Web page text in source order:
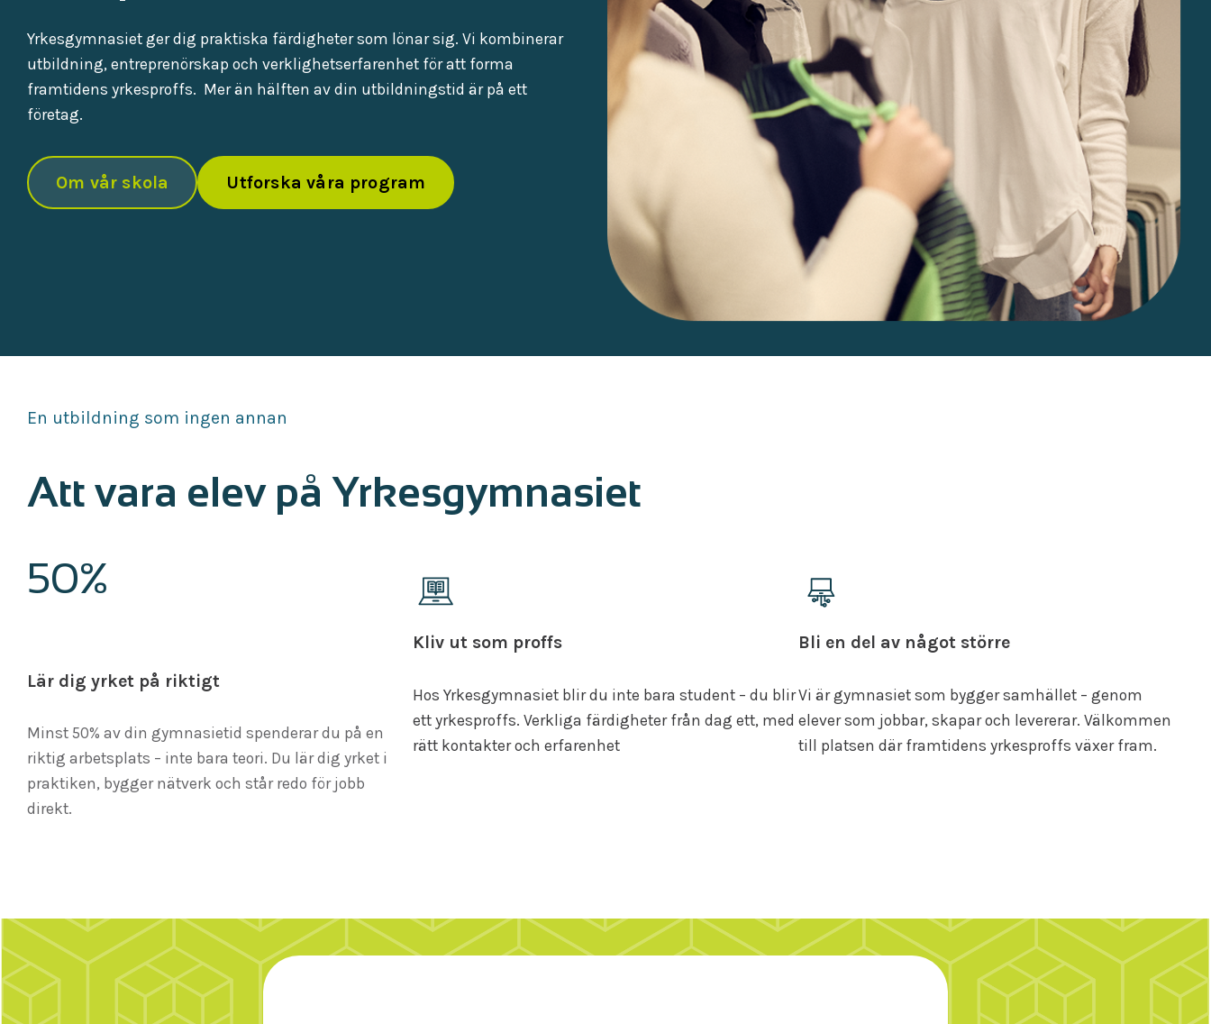
Yrkesgymnasiet ger dig praktiska färdigheter som lönar sig. Vi kombinerar
utbildning, entreprenörskap och verklighetserfarenhet för att forma
framtidens yrkesproffs. Mer än hälften av din utbildningstid är på ett
företag.
Om vår skola Utforska våra program
En utbildning som ingen annan
Att vara elev på Yrkesgymnasiet
50%
Lär dig yrket på riktigt
Minst 50% av din gymnasietid spenderar du på en
riktig arbetsplats – inte bara teori. Du lär dig yrket i
praktiken, bygger nätverk och står redo för jobb
direkt.
Kliv ut som proffs
Hos Yrkesgymnasiet blir du inte bara student – du blir
ett yrkesproffs. Verkliga färdigheter från dag ett, med
rätt kontakter och erfarenhet
Bli en del av något större
Vi är gymnasiet som bygger samhället – genom
elever som jobbar, skapar och levererar. Välkommen
till platsen där framtidens yrkesproffs växer fram.